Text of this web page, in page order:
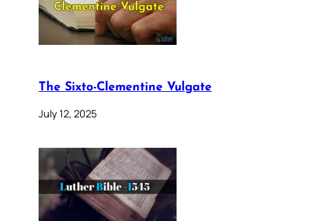
The Sixto-Clementine Vulgate
July 12, 2025